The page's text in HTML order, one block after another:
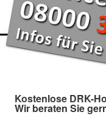
Kostenlose DRK-
Wir beraten Sie